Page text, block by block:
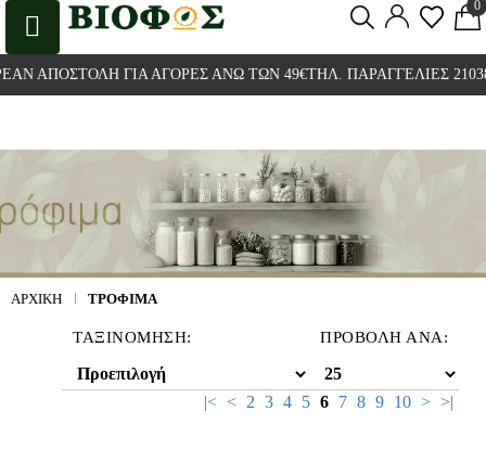
0
ΓΙΑ ΑΓΟΡΈΣ ΆΝΩ ΤΩΝ 49€ΤΗΛ. ΠΑΡΑΓΓΕΛΊΕΣ 2103800320
ΑΡΧΙΚΉ ΤΡΟΦΙΜΑ
ΤΑΞΙΝΌΜΗΣΗ: ΠΡΟΒΟΛΉ ΑΝΆ:
|< < 2 3 4 5 6 7 8 9 10 > >|